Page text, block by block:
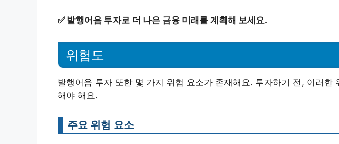
✅ 발행어음 투자로 더 나은 금융 미래를 계획해 보세요.
위험도
발행어음 투자 또한 몇 가지 위험 요소가 존재해요. 투자하기 전, 이러한
해야 해요.
주요 위험 요소